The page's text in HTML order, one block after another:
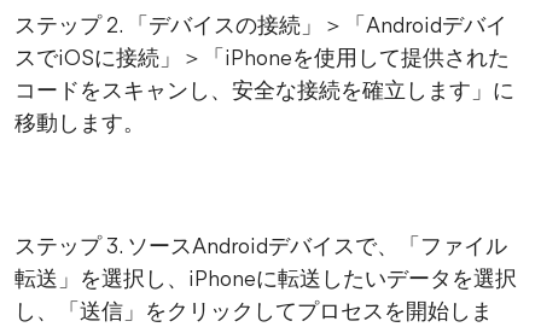
ステップ 2. 「デバイスの接続」＞「Androidデバイ
スでiOSに接続」＞「iPhoneを使用して提供された
コードをスキャンし、安全な接続を確立します」に
移動します。
ステップ 3. ソースAndroidデバイスで、「ファイル
転送」を選択し、iPhoneに転送したいデータを選択
し、「送信」をクリックしてプロセスを開始しま